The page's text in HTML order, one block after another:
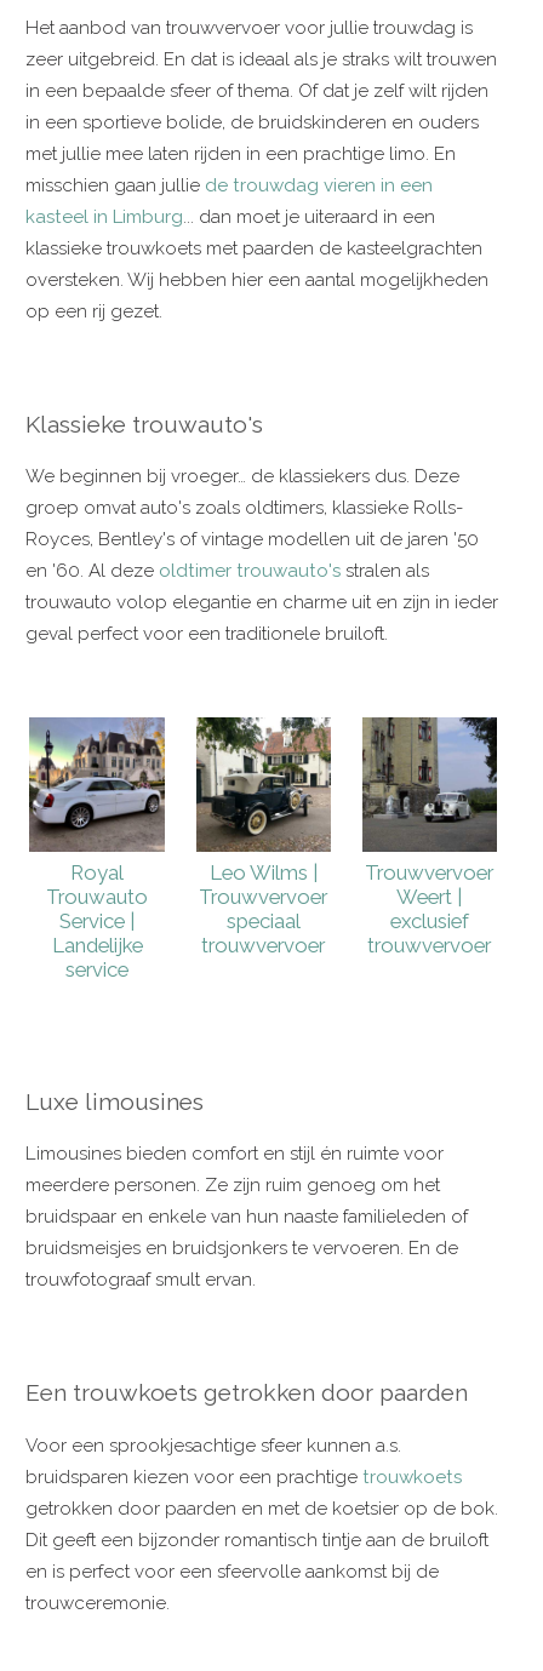
Het aanbod van trouwvervoer voor jullie trouwdag is
zeer uitgebreid. En dat is ideaal als je straks wilt trouwen
in een bepaalde sfeer of thema. Of dat je zelf wilt rijden
in een sportieve bolide, de bruidskinderen en ouders
met jullie mee laten rijden in een prachtige limo. En
misschien gaan jullie de trouwdag vieren in een
kasteel in Limburg ... dan moet je uiteraard in een
klassieke trouwkoets met paarden de kasteelgrachten
oversteken. Wij hebben hier een aantal mogelijkheden
op een rij gezet.
Klassieke trouwauto's
We beginnen bij vroeger… de klassiekers dus. Deze
groep omvat auto's zoals oldtimers, klassieke Rolls-
Royces, Bentley's of vintage modellen uit de jaren '50
en '60. Al deze oldtimer trouwauto's stralen als
trouwauto volop elegantie en charme uit en zijn in ieder
geval perfect voor een traditionele bruiloft.
Royal
Trouwauto
Service |
Landelijke
service
Leo Wilms |
Trouwvervoer
speciaal
trouwvervoer
Trouwvervoer
Weert |
exclusief
trouwvervoer
Luxe limousines
Limousines bieden comfort en stijl én ruimte voor
meerdere personen. Ze zijn ruim genoeg om het
bruidspaar en enkele van hun naaste familieleden of
bruidsmeisjes en bruidsjonkers te vervoeren. En de
trouwfotograaf smult ervan.
Een trouwkoets getrokken door paarden
Voor een sprookjesachtige sfeer kunnen a.s.
bruidsparen kiezen voor een prachtigetrouwkoets
getrokken door paarden en met de koetsier op de bok.
Dit geeft een bijzonder romantisch tintje aan de bruiloft
en is perfect voor een sfeervolle aankomst bij de
trouwceremonie.